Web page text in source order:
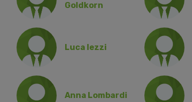
Goldkorn
Luca Iezzi
Anna Lombardi